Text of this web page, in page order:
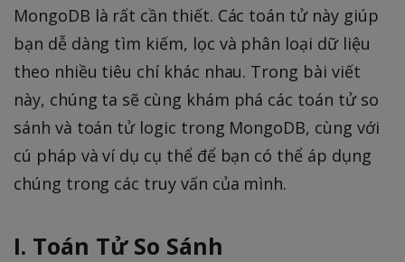
MongoDB là rất cần thiết. Các toán tử này giúp
bạn dễ dàng tìm kiếm, lọc và phân loại dữ liệu
theo nhiều tiêu chí khác nhau. Trong bài viết
này, chúng ta sẽ cùng khám phá các toán tử so
sánh và toán tử logic trong MongoDB, cùng với
cú pháp và ví dụ cụ thể để bạn có thể áp dụng
chúng trong các truy vấn của mình.
I. Toán Tử So Sánh